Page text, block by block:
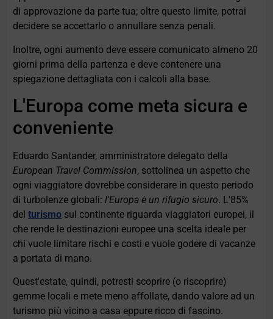
di approvazione da parte tua; oltre questo limite, potrai
decidere se accettarlo o annullare senza penali.
Inoltre, ogni aumento deve essere comunicato almeno 20
giorni prima della partenza e deve contenere una
spiegazione dettagliata con i calcoli alla base.
L'Europa come meta sicura e
conveniente
Eduardo Santander, amministratore delegato della
European Travel Commission, sottolinea un aspetto che
ogni viaggiatore dovrebbe considerare in questo periodo
di turbolenze globali:l'Europa è un rifugio sicuro. L'85%
delturismo sul continente riguarda viaggiatori europei, il
che rende le destinazioni europee una scelta ideale per
chi vuole limitare rischi e costi e vuole godere di vacanze
a portata di mano.
Quest'estate, quindi, potresti scoprire (o riscoprire)
gemme locali e mete meno affollate, dando valore ad un
turismo più vicino a casa eppure ricco di fascino.